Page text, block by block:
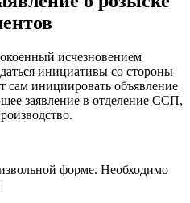
исчезновением
инициативы со стороны
сам инициировать объявление
заявление в отделение ССП,
форме. Необходимо